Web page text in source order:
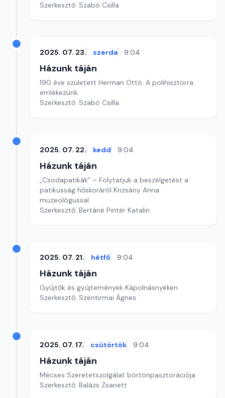
Szerkesztő: Szabó Csilla
2025. 07. 23. szerda 9:04
Házunk táján
190 éve született Herman Ottó. A polihisztorra
emlékezünk.
Szerkesztő: Szabó Csilla
2025. 07. 22. kedd 9:04
Házunk táján
„Csodapatikák” – Folytatjuk a beszélgetést a
patikusság hőskoráról Krizsány Anna
muzeológussal
Szerkesztő: Bertáné Pintér Katalin
2025. 07. 21. hétfő 9:04
Házunk táján
Gyűjtők és gyűjtemények Kápolnásnyéken
Szerkesztő: Szentirmai Ágnes
2025. 07. 17. csütörtök 9:04
Házunk táján
Mécses Szeretetszolgálat börtönpasztorációja
Szerkesztő: Balázs Zsanett